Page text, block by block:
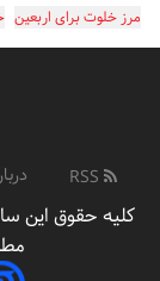
مرز خلوت برای اربعین
کلیه حقوق این